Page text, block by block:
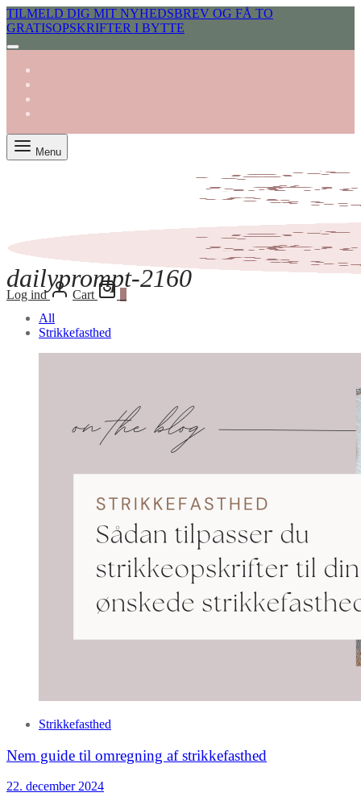
TILMELD DIG MIT NYHEDSBREV OG FÅ TO
GRATISOPSKRIFTER I BYTTE
Menu
Log ind Cart
dailyprompt-2160
All
Strikkefasthed
Strikkefasthed
Nem guide til omregning af strikkefasthed
22. december 2024